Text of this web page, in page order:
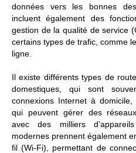
données vers les bonnes
incluent également des
gestion de la qualité de service
certains types de trafic, comme
ligne.
Il existe différents types de
domestiques, qui sont
connexions Internet à domicile,
qui peuvent gérer des
avec des milliers
modernes prennent également
fil (Wi-Fi), permettant de